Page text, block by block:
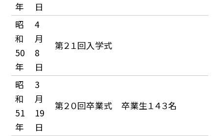
年
日
昭
和
50
年
4
月
8
日
第２１回入学式
昭
和
51
年
3
月
19
日
第２０回卒業式 卒業生１４３名